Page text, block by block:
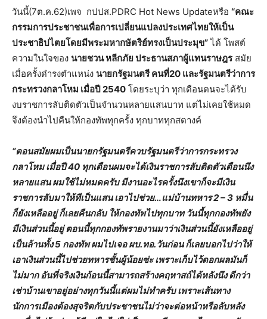
วันนี้(7ต.ค.62)เพจ กปปส.PDRC Hot News Updateหรือ “คณะ
กรรมการประชาชนเพื่อการเปลี่ยนแปลงประเทศไทยให้เป็น
ประชาธิปไตยโดยมีพระมหากษัตริย์ทรงเป็นประมุข”ได้ โพสต์
ความในใจของ นายชวน หลีกภัย ประธานสภาผู้แทนราษฎรสมัย
เมื่อครั้งดำรงตำแหน่ง นายกรัฐมนตรี คนที่20 และรัฐมนตรีว่าการ
กระทรวงกลาโหม เมื่อปี 2540 โดยระบุว่า ทุกเดือนตนจะได้รับ
งบราชการลับติดตัวเป็นจำนวนหลายแสนบาท แต่ไม่เคยใช้หมด
จึงต้องนำไปคืนให้กองทัพทุกครั้ง ทุกบาททุกสตางค์
“ตอนสมัยผมเป็นนายกรัฐมนตรีควบรัฐมนตรีว่าการกระทรวง
กลาโหม เมื่อปี 40 ทุกเดือนผมจะได้เงินราชการลับติดตัวเดือนนึง
หลายแสน ผมใช้ไม่หมดครับ มีงานอะไรครั้งนึงเขาก็จะมีเงิน
ราชการลับมาให้ทีเป็นแสน เอาไปช่วย…แม่บ้านทหาร 2 – 3 หมื่น
ก็ยังเหลืออยู่ ก็เลยคืนกลับ ให้กองทัพไปทุกบาท วันนี้ทุกกองทัพยัง
มีเงินส่วนนี้อยู่ ตอนนี้ทุกกองทัพรายงานมาว่าเงินส่วนนี้ยังเหลืออยู่
เป็นล้านทั้ง 5 กองทัพ ผมไปเจอ ผบ.ทอ.วันก่อน ก็เลยบอกไปว่าให้
เอาเงินส่วนนี้ไปช่วยทหารชั้นผู้น้อยซ่ะ เพราะเก็บไว้ดอกผลมันก็
ไม่มาก อันที่จริงเงินก้อนนี้สามารถสร้างคฤหาสถ์ได้หลังนึง ดีกว่า
เช่าบ้านเขาอยู่อย่างทุกวันนี้แต่ผมไม่ทำครับ เพราะเส้นทาง
นักการเมืองต้องสุจริตกับประชาชนไม่ว่าจะต่อหน้าหรือลับหลัง